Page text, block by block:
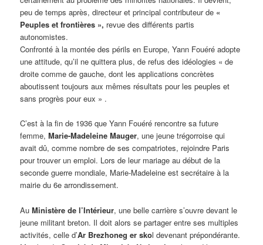
peu de temps après, directeur et principal contributeur de «
Peuples et frontières », revue des différents partis
autonomistes.
Confronté à la montée des périls en Europe, Yann Fouéré adopte
une attitude, qu’il ne quittera plus, de refus des idéologies « de
droite comme de gauche, dont les applications concrètes
aboutissent toujours aux mêmes résultats pour les peuples et
sans progrès pour eux » .
C’est à la fin de 1936 que Yann Fouéré rencontre sa future
femme,Marie-Madeleine Mauger, une jeune trégorroise qui
avait dû, comme nombre de ses compatriotes, rejoindre Paris
pour trouver un emploi. Lors de leur mariage au début de la
seconde guerre mondiale, Marie-Madeleine est secrétaire à la
mairie du 6e arrondissement.
AuMinistère de l’Intérieur, une belle carrière s’ouvre devant le
jeune militant breton. Il doit alors se partager entre ses multiples
activités, celle d’Ar Brezhoneg er skol devenant prépondérante.